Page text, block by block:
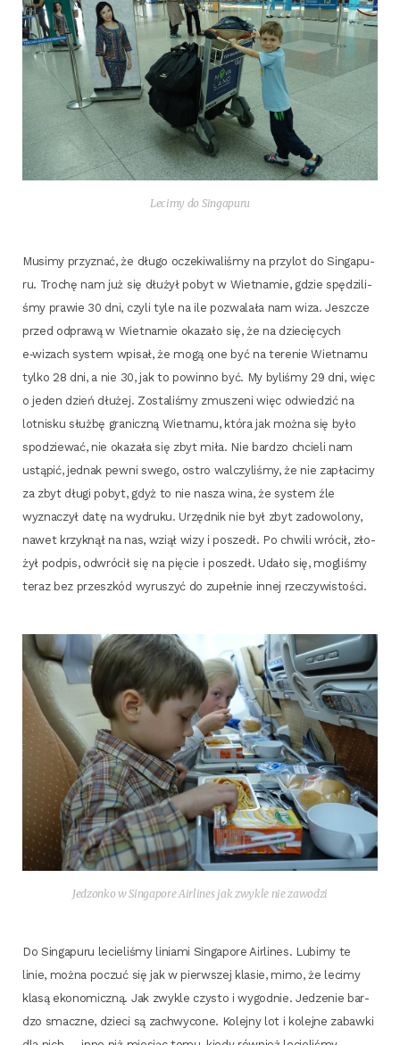
Leci­my do Singapuru
Musi­my przy­znać, że dłu­go ocze­ki­wa­li­śmy na przy­lot do Sin­ga­pu­
ru. Tro­chę nam już się dłu­żył pobyt w Wiet­na­mie, gdzie spę­dzi­li­
śmy pra­wie 30 dni, czy­li tyle na ile pozwa­la­ła nam wiza. Jesz­cze
przed odpra­wą w Wiet­na­mie oka­za­ło się, że na dzie­cię­cych
e‑wizach sys­tem wpi­sał, że mogą one być na tere­nie Wiet­na­mu
tyl­ko 28 dni, a nie 30, jak to powin­no być. My byli­śmy 29 dni, więc
o jeden dzień dłu­żej. Zosta­li­śmy zmu­sze­ni więc odwie­dzić na
lot­ni­sku służ­bę gra­nicz­ną Wiet­na­mu, któ­ra jak moż­na się było
spo­dzie­wać, nie oka­za­ła się zbyt miła. Nie bar­dzo chcie­li nam
ustą­pić, jed­nak pew­ni swe­go, ostro wal­czy­li­śmy, że nie zapła­ci­my
za zbyt dłu­gi pobyt, gdyż to nie nasza wina, że sys­tem źle
wyzna­czył datę na wydru­ku. Urzęd­nik nie był zbyt zado­wo­lo­ny,
nawet krzyk­nął na nas, wziął wizy i poszedł. Po chwi­li wró­cił, zło­
żył pod­pis, odwró­cił się na pię­cie i poszedł. Uda­ło się, mogli­śmy
teraz bez prze­szkód wyru­szyć do zupeł­nie innej rzeczywistości.
Jedzon­ko w Sin­ga­po­re Air­li­nes jak zwy­kle nie zawodzi
Do Sin­ga­pu­ru lecie­li­śmy linia­mi Sin­ga­po­re Air­li­nes. Lubi­my te
linie, moż­na poczuć się jak w pierw­szej kla­sie, mimo, że leci­my
kla­są eko­no­micz­ną. Jak zwy­kle czy­sto i wygod­nie. Jedze­nie bar­
dzo smacz­ne, dzie­ci są zachwy­co­ne. Kolej­ny lot i kolej­ne zabaw­ki